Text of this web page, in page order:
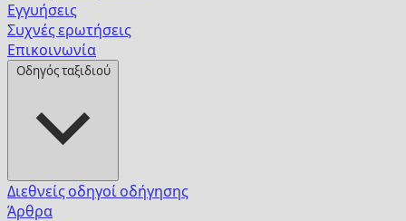
Εγγυήσεις
Συχνές ερωτήσεις
Επικοινωνία
Οδηγός ταξιδιού
Διεθνείς οδηγοί οδήγησης
Άρθρα